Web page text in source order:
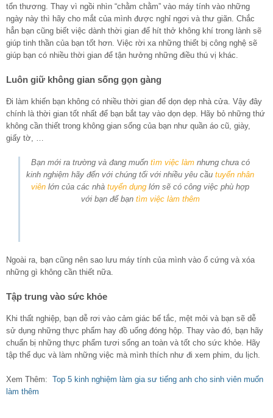
tổn thương. Thay vì ngồi nhìn “chằm chằm” vào máy tính vào những
ngày này thì hãy cho mắt của mình được nghỉ ngơi và thư giãn. Chắc
hẳn bạn cũng biết việc dành thời gian để hít thở không khí trong lành sẽ
giúp tinh thần của bạn tốt hơn. Việc rời xa những thiết bị công nghệ sẽ
giúp bạn có nhiều thời gian để tận hưởng những điều thú vị khác.
Luôn giữ không gian sống gọn gàng
Đi làm khiến bạn không có nhiều thời gian để dọn dẹp nhà cửa. Vậy đây
chính là thời gian tốt nhất để bạn bắt tay vào dọn dẹp. Hãy bỏ những thứ
không cần thiết trong không gian sống của bạn như quần áo cũ, giày,
giấy tờ, …
Bạn mới ra trường và đang muốn tìm việc làmnhưng chưa có
kinh nghiệm hãy đến với chúng tối với nhiều yêu cầu tuyển nhân
viên lớn của các nhà tuyển dụng lớn sẽ có công việc phù hợp
với bạn để bạn tìm việc làm thêm
Ngoài ra, bạn cũng nên sao lưu máy tính của mình vào ổ cứng và xóa
những gì không cần thiết nữa.
Tập trung vào sức khỏe
Khi thất nghiệp, bạn dễ rơi vào cảm giác bế tắc, mệt mỏi và bạn sẽ dễ
sử dụng những thực phẩm hay đồ uống đóng hộp. Thay vào đó, bạn hãy
chuẩn bị những thực phẩm tươi sống an toàn và tốt cho sức khỏe. Hãy
tập thể dục và làm những việc mà mình thích như đi xem phim, du lịch.
Xem Thêm: Top 5 kinh nghiệm làm gia sư tiếng anh cho sinh viên muốn
làm thêm